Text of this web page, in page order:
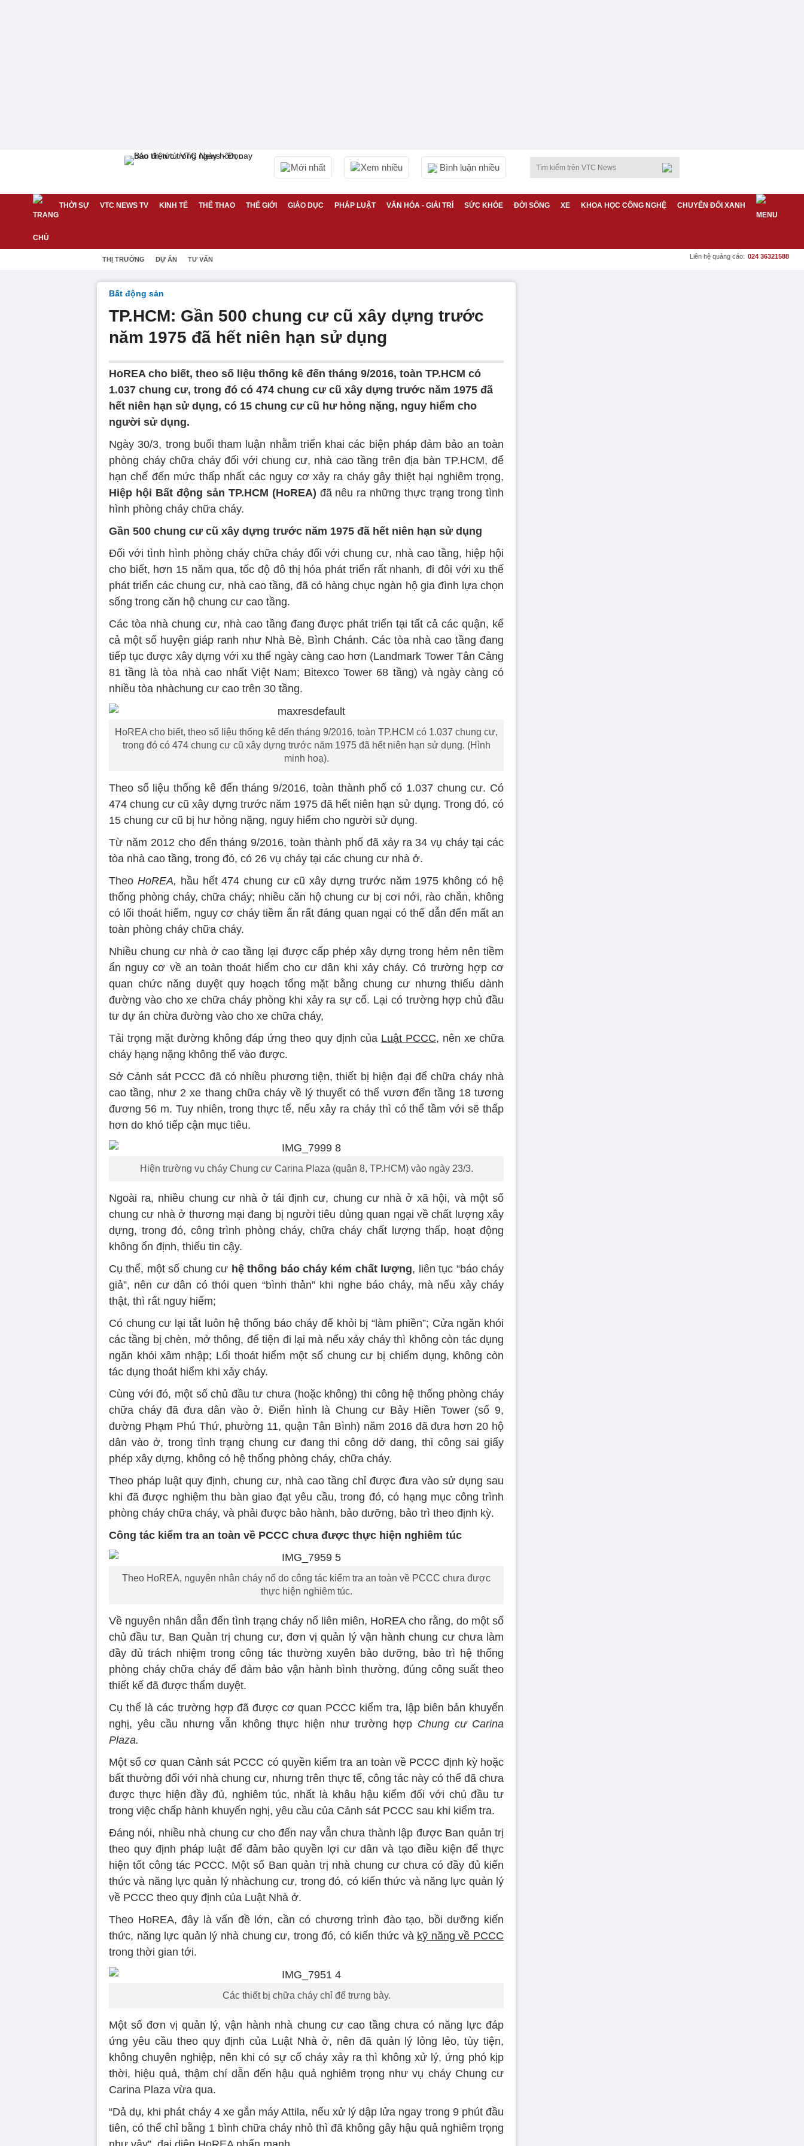
Mới nhất Xem nhiều Bình luận nhiều
THỜI SỰ VTC NEWS TV KINH TẾ THỂ THAO THẾ GIỚI GIÁO DỤC PHÁP LUẬT VĂN HÓA - GIẢI TRÍ SỨC KHỎE ĐỜI SỐNG XE KHOA HỌC CÔNG NGHỆ CHUYỂN ĐỔI XANH
THỊ TRƯỜNG DỰ ÁN TƯ VẤN Liên hệ quảng cáo: 024 36321588
Bất động sản
TP.HCM: Gần 500 chung cư cũ xây dựng trước
năm 1975 đã hết niên hạn sử dụng
HoREA cho biết, theo số liệu thống kê đến tháng 9/2016, toàn TP.HCM có
1.037 chung cư, trong đó có 474 chung cư cũ xây dựng trước năm 1975 đã
hết niên hạn sử dụng, có 15 chung cư cũ hư hỏng nặng, nguy hiểm cho
người sử dụng.
Ngày 30/3, trong buổi tham luận nhằm triển khai các biện pháp đảm bảo an toàn
phòng cháy chữa cháy đối với chung cư, nhà cao tầng trên địa bàn TP.HCM, để
hạn chế đến mức thấp nhất các nguy cơ xảy ra cháy gây thiệt hại nghiêm trọng,
Hiệp hội Bất động sản TP.HCM (HoREA) đã nêu ra những thực trạng trong tình
hình phòng cháy chữa cháy.
Gần 500 chung cư cũ xây dựng trước năm 1975 đã hết niên hạn sử dụng
Đối với tình hình phòng cháy chữa cháy đối với chung cư, nhà cao tầng, hiệp hội
cho biết, hơn 15 năm qua, tốc độ đô thị hóa phát triển rất nhanh, đi đôi với xu thế
phát triển các chung cư, nhà cao tầng, đã có hàng chục ngàn hộ gia đình lựa chọn
sống trong căn hộ chung cư cao tầng.
Các tòa nhà chung cư, nhà cao tầng đang được phát triển tại tất cả các quận, kể
cả một số huyện giáp ranh như Nhà Bè, Bình Chánh. Các tòa nhà cao tầng đang
tiếp tục được xây dựng với xu thế ngày càng cao hơn (Landmark Tower Tân Cảng
81 tầng là tòa nhà cao nhất Việt Nam; Bitexco Tower 68 tầng) và ngày càng có
nhiều tòa nhàchung cư cao trên 30 tầng.
HoREA cho biết, theo số liệu thống kê đến tháng 9/2016, toàn TP.HCM có 1.037 chung cư,
trong đó có 474 chung cư cũ xây dựng trước năm 1975 đã hết niên hạn sử dụng. (Hình
minh hoạ).
Theo số liệu thống kê đến tháng 9/2016, toàn thành phố có 1.037 chung cư. Có
474 chung cư cũ xây dựng trước năm 1975 đã hết niên hạn sử dụng. Trong đó, có
15 chung cư cũ bị hư hỏng nặng, nguy hiểm cho người sử dụng.
Từ năm 2012 cho đến tháng 9/2016, toàn thành phố đã xảy ra 34 vụ cháy tại các
tòa nhà cao tầng, trong đó, có 26 vụ cháy tại các chung cư nhà ở.
Theo HoREA, hầu hết 474 chung cư cũ xây dựng trước năm 1975 không có hệ
thống phòng cháy, chữa cháy; nhiều căn hộ chung cư bị cơi nới, rào chắn, không
có lối thoát hiểm, nguy cơ cháy tiềm ẩn rất đáng quan ngại có thể dẫn đến mất an
toàn phòng cháy chữa cháy.
Nhiều chung cư nhà ở cao tầng lại được cấp phép xây dựng trong hẻm nên tiềm
ẩn nguy cơ về an toàn thoát hiểm cho cư dân khi xảy cháy. Có trường hợp cơ
quan chức năng duyệt quy hoạch tổng mặt bằng chung cư nhưng thiếu dành
đường vào cho xe chữa cháy phòng khi xảy ra sự cố. Lại có trường hợp chủ đầu
tư dự án chừa đường vào cho xe chữa cháy,
Tải trọng mặt đường không đáp ứng theo quy định của Luật PCCC, nên xe chữa
cháy hạng nặng không thể vào được.
Sở Cảnh sát PCCC đã có nhiều phương tiện, thiết bị hiện đại để chữa cháy nhà
cao tầng, như 2 xe thang chữa cháy về lý thuyết có thể vươn đến tầng 18 tương
đương 56 m. Tuy nhiên, trong thực tế, nếu xảy ra cháy thì có thể tầm với sẽ thấp
hơn do khó tiếp cận mục tiêu.
Hiện trường vụ cháy Chung cư Carina Plaza (quận 8, TP.HCM) vào ngày 23/3.
Ngoài ra, nhiều chung cư nhà ở tái định cư, chung cư nhà ở xã hội, và một số
chung cư nhà ở thương mại đang bị người tiêu dùng quan ngại về chất lượng xây
dựng, trong đó, công trình phòng cháy, chữa cháy chất lượng thấp, hoạt động
không ổn định, thiếu tin cậy.
Cụ thể, một số chung cư hệ thống báo cháy kém chất lượng, liên tục “báo cháy
giả”, nên cư dân có thói quen “bình thản” khi nghe báo cháy, mà nếu xảy cháy
thật, thì rất nguy hiểm;
Có chung cư lại tắt luôn hệ thống báo cháy để khỏi bị “làm phiền”; Cửa ngăn khói
các tầng bị chèn, mở thông, để tiện đi lại mà nếu xảy cháy thì không còn tác dụng
ngăn khói xâm nhập; Lối thoát hiểm một số chung cư bị chiếm dụng, không còn
tác dụng thoát hiểm khi xảy cháy.
Cùng với đó, một số chủ đầu tư chưa (hoặc không) thi công hệ thống phòng cháy
chữa cháy đã đưa dân vào ở. Điển hình là Chung cư Bảy Hiền Tower (số 9,
đường Phạm Phú Thứ, phường 11, quận Tân Bình) năm 2016 đã đưa hơn 20 hộ
dân vào ở, trong tình trạng chung cư đang thi công dở dang, thi công sai giấy
phép xây dựng, không có hệ thống phòng cháy, chữa cháy.
Theo pháp luật quy định, chung cư, nhà cao tầng chỉ được đưa vào sử dụng sau
khi đã được nghiệm thu bàn giao đạt yêu cầu, trong đó, có hạng mục công trình
phòng cháy chữa cháy, và phải được bảo hành, bảo dưỡng, bảo trì theo định kỳ.
Công tác kiểm tra an toàn về PCCC chưa được thực hiện nghiêm túc
Theo HoREA, nguyên nhân cháy nổ do công tác kiểm tra an toàn về PCCC chưa được
thực hiện nghiêm túc.
Về nguyên nhân dẫn đến tình trạng cháy nổ liên miên, HoREA cho rằng, do một số
chủ đầu tư, Ban Quản trị chung cư, đơn vị quản lý vận hành chung cư chưa làm
đầy đủ trách nhiệm trong công tác thường xuyên bảo dưỡng, bảo trì hệ thống
phòng cháy chữa cháy để đảm bảo vận hành bình thường, đúng công suất theo
thiết kế đã được thẩm duyệt.
Cụ thể là các trường hợp đã được cơ quan PCCC kiểm tra, lập biên bản khuyến
nghị, yêu cầu nhưng vẫn không thực hiện như trường hợp Chung cư Carina
Plaza.
Một số cơ quan Cảnh sát PCCC có quyền kiểm tra an toàn về PCCC định kỳ hoặc
bất thường đối với nhà chung cư, nhưng trên thực tế, công tác này có thể đã chưa
được thực hiện đầy đủ, nghiêm túc, nhất là khâu hậu kiểm đối với chủ đầu tư
trong việc chấp hành khuyến nghị, yêu cầu của Cảnh sát PCCC sau khi kiểm tra.
Đáng nói, nhiều nhà chung cư cho đến nay vẫn chưa thành lập được Ban quản trị
theo quy định pháp luật để đảm bảo quyền lợi cư dân và tạo điều kiện để thực
hiện tốt công tác PCCC. Một số Ban quản trị nhà chung cư chưa có đầy đủ kiến
thức và năng lực quản lý nhàchung cư, trong đó, có kiến thức và năng lực quản lý
về PCCC theo quy định của Luật Nhà ở.
Theo HoREA, đây là vấn đề lớn, cần có chương trình đào tạo, bồi dưỡng kiến
thức, năng lực quản lý nhà chung cư, trong đó, có kiến thức và kỹ năng về PCCC
trong thời gian tới.
Các thiết bị chữa cháy chỉ để trưng bày.
Một số đơn vị quản lý, vận hành nhà chung cư cao tầng chưa có năng lực đáp
ứng yêu cầu theo quy định của Luật Nhà ở, nên đã quản lý lỏng lẻo, tùy tiện,
không chuyên nghiệp, nên khi có sự cố cháy xảy ra thì không xử lý, ứng phó kịp
thời, hiệu quả, thậm chí dẫn đến hậu quả nghiêm trọng như vụ cháy Chung cư
Carina Plaza vừa qua.
“Dả dụ, khi phát cháy 4 xe gắn máy Attila, nếu xử lý dập lửa ngay trong 9 phút đầu
tiên, có thể chỉ bằng 1 bình chữa cháy nhỏ thì đã không gây hậu quả nghiêm trọng